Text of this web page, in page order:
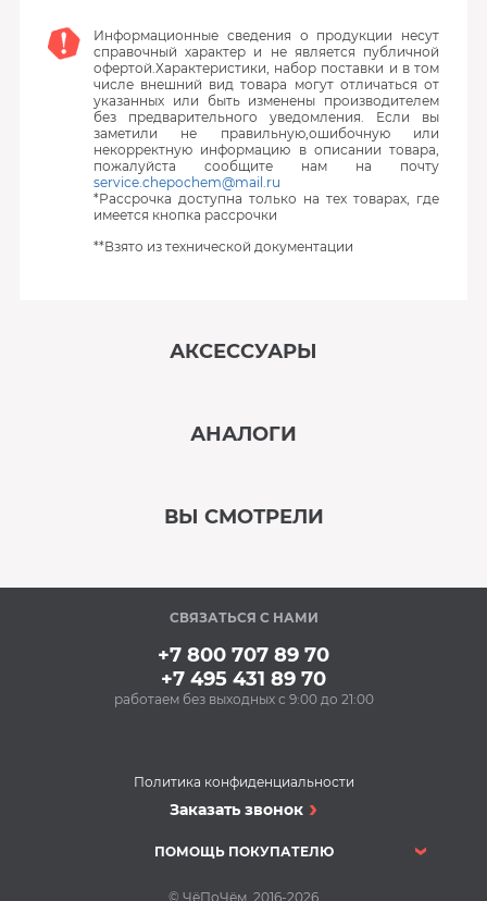
Информационные сведения о продукции несут
справочный характер и не является публичной
офертой.Характеристики, набор поставки и в том
числе внешний вид товара могут отличаться от
указанных или быть изменены производителем
без предварительного уведомления. Если вы
заметили не правильную,ошибочную или
некорректную информацию в описании товара,
пожалуйста сообщите нам на почту
service.chepochem@mail.ru
*Рассрочка доступна только на тех товарах, где
имеется кнопка рассрочки
**Взято из технической документации
АКСЕССУАРЫ
стали BON BN-175
(500 мл)
348 Р
АНАЛОГИ
Варочная панель
Kuppersbusch EKI
807.2 EM
ВЫ СМОТРЕЛИ
В наличии
СВЯЗАТЬСЯ С НАМИ
+7 800 707 89 70
+7 495 431 89 70
работаем без выходных с 9:00 до 21:00
Политика конфиденциальности
Заказать звонок
ПОМОЩЬ ПОКУПАТЕЛЮ
© ЧёПоЧём, 2016-2026